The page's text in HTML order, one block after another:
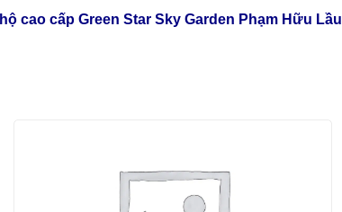
cao cấp Green Star Sky Garden Phạm Hữu Lầu